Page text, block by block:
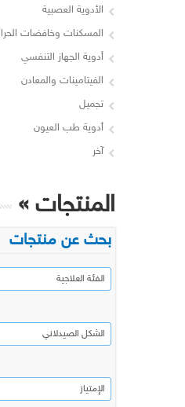
الأدوية العصبية
المسكنات وخافضات
أدوية الجهاز التنفسي
الفيتامينات والمعادن
تجميل
أدوية طب العيون
آخر
المنتجات »
بحث عن منتجات